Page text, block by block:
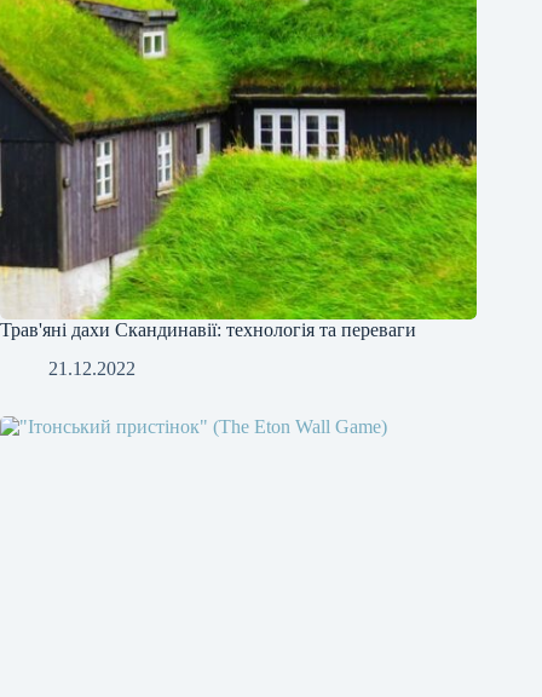
Трав'яні дахи Скандинавії: технологія та переваги
21.12.2022